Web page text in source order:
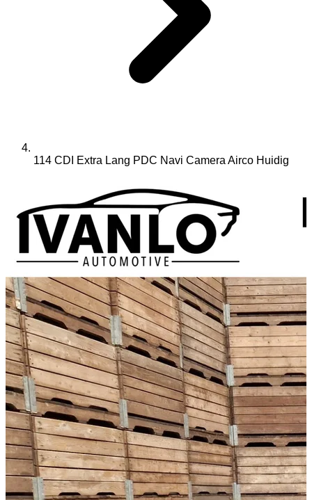
114 CDI Extra Lang PDC Navi Camera Airco Huidig